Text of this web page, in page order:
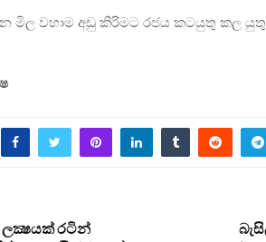
මිල වහාම අඩු කිරිමට රජය කටයුතු කල යුතු
රටින්